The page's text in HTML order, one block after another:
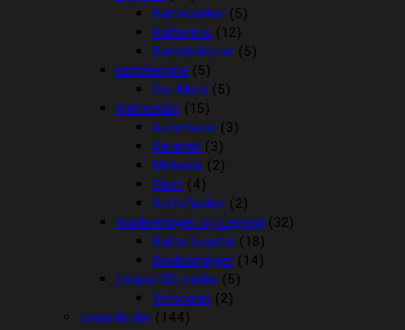
Kattebakker (5)
Kattegrus (12)
Kattetoiletter (5)
kattelemme (5)
Cat Mate (5)
Katteskåle (15)
Automater (3)
Keramik (3)
Melamin (2)
Plast (4)
Sutteflasker (2)
Kradsemiljøer og Legetøj (32)
Katte Legetøj (18)
Kradsemiljøer (14)
Loppe/flåt midler (5)
Vetocanis (2)
Levende dyr (144)